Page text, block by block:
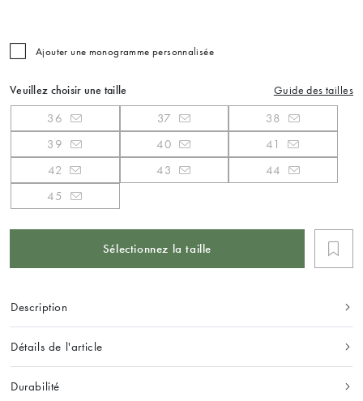
Ajouter une monogramme personnalisée
Veuillez choisir une taille Guide des tailles
36 37
38
39
40
41
42
43
44
45
Sélectionnez la taille
Description
Détails de l'article
Durabilité